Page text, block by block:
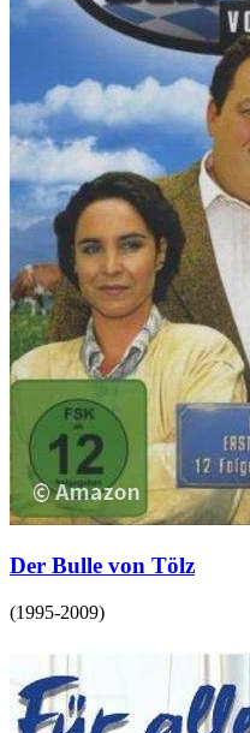
Der Bulle von Tölz
(1995-2009)